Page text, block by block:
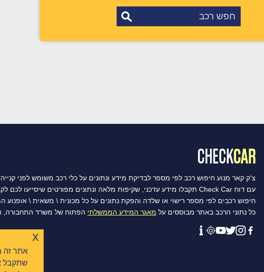
צ'ק קאר מנוע חיפוש רכב לפי מספר לבדיקת מידע ונתונים על כלי רכב משומש לפני קנייה.
עם דוח Check Car תקבלו מידע עדכני, שקיפות מלאה ונתונים מפורטים שיסייעו לכם לקבל את ההחלטה הטובה ביותר.
חיפוש רכבים לפי מספר רישוי או שלדה והפקת נתונים על כל מכונית \ משאית \
כל נתוני הרכב באתר מבוססים על מאגר המידע הממשלתי הפתוח של משרד התחבורה,
שתקבל
x